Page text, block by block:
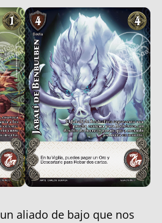
un aliado de bajo que nos